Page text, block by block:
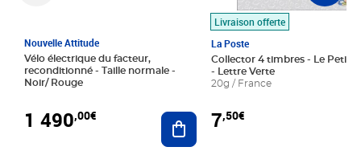
Nouvelle Attitude
Vélo électrique du facteur,
reconditionné - Taille normale -
Noir/ Rouge
1 490,00€ Ajouter au panier
Livraison offerte
La Poste
Collector 4 timbres - Le Petit
- Lettre Verte
20g / France
7,50€